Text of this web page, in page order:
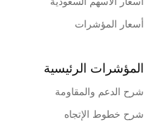
أسعار المؤشرات
المؤشرات الرئيسية
شرح الدعم والمقاومة
شرح خطوط الإتجاه